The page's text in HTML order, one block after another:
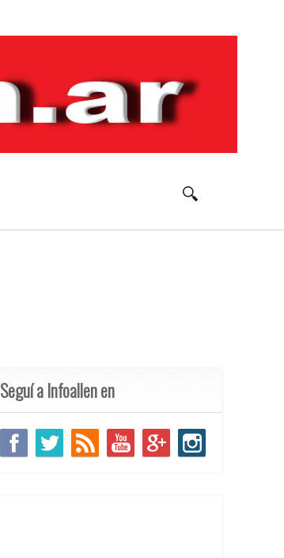
Seguí a Infoallen en